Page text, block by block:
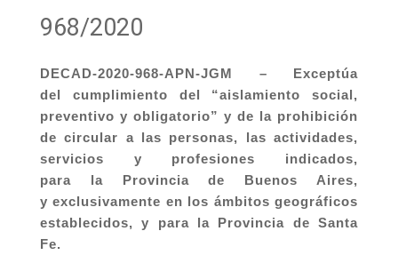
968/2020
DECAD-2020-968-APN-JGM – Exceptúa
del cumplimiento del “aislamiento social,
preventivo y obligatorio” y de la prohibición
de circular a las personas, las actividades,
servicios y profesiones indicados,
para la Provincia de Buenos Aires,
y exclusivamente en los ámbitos geográficos
establecidos, y para la Provincia de Santa
Fe.